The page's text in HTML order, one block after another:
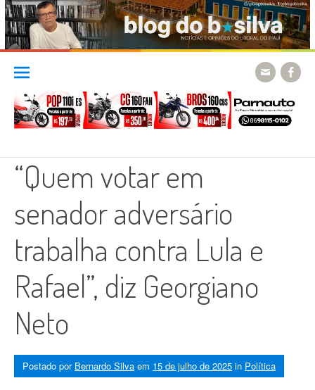
Skip
content
“Quem votar em
senador adversário
trabalha contra Lula e
Rafael”, diz Georgiano
Neto
Postado por Bernardo Silva em 15 de julho de 2025 in Política